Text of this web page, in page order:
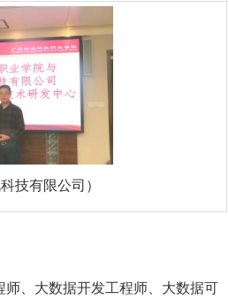
技有限公司）
、大数据开发工程师、大数据可